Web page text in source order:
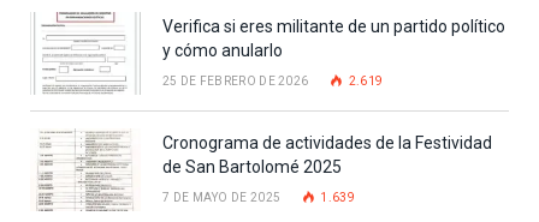
Verifica si eres militante de un partido político
y cómo anularlo
25 DE FEBRERO DE 2026 2.619
Cronograma de actividades de la Festividad
de San Bartolomé 2025
7 DE MAYO DE 2025 1.639